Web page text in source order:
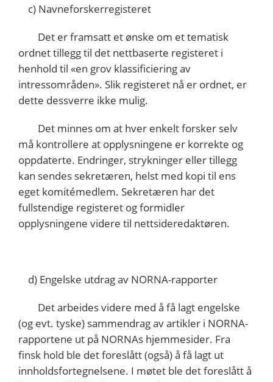
c) Navneforskerregisteret
Det er framsatt et ønske om et tematisk
ordnet tillegg til det nettbaserte registeret i
henhold til «en grov klassificiering av
intressområden». Slik registeret nå er ordnet, er
dette dessverre ikke mulig.
Det minnes om at hver enkelt forsker selv
må kontrollere at opplysningene er korrekte og
oppdaterte. Endringer, strykninger eller tillegg
kan sendes sekretæren, helst med kopi til ens
eget komitémedlem. Sekretæren har det
fullstendige registeret og formidler
opplysningene videre til nettsideredaktøren.
d) Engelske utdrag av NORNA-rapporter
Det arbeides videre med å få lagt engelske
(og evt. tyske) sammendrag av artikler i NORNA-
rapportene ut på NORNAs hjemmesider. Fra
finsk hold ble det foreslått (også) å få lagt ut
innholdsfortegnelsene. I møtet ble det foreslått å